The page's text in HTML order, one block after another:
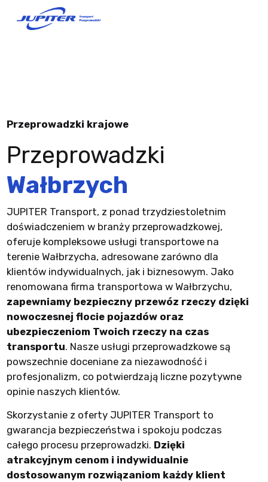
Przeprowadzki krajowe
Przeprowadzki
Wałbrzych
JUPITER Transport, z ponad trzydziestoletnim
doświadczeniem w branży przeprowadzkowej,
oferuje kompleksowe usługi transportowe na
terenie Wałbrzycha, adresowane zarówno dla
klientów indywidualnych, jak i biznesowym. Jako
renomowana firma transportowa w Wałbrzychu,
zapewniamy bezpieczny przewóz rzeczy dzięki
nowoczesnej flocie pojazdów oraz
ubezpieczeniom Twoich rzeczy na czas
transportu. Nasze usługi przeprowadzkowe są
powszechnie doceniane za niezawodność i
profesjonalizm, co potwierdzają liczne pozytywne
opinie naszych klientów.
Skorzystanie z oferty JUPITER Transport to
gwarancja bezpieczeństwa i spokoju podczas
całego procesu przeprowadzki. Dzięki
atrakcyjnym cenom i indywidualnie
dostosowanym rozwiązaniom każdy klient